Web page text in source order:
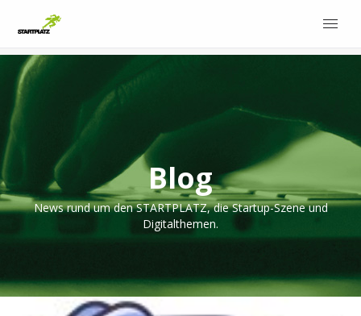
Blog
News rund um den STARTPLATZ, die Startup-Szene und
Digitalthemen.